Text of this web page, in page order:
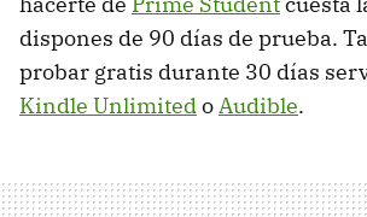
dispones de 90 días de prueba.
probar gratis durante 30 días
Kindle UnlimitedoAudible.